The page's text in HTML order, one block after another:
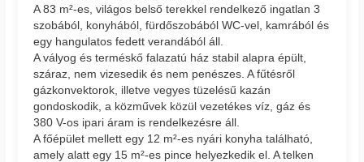
A 83 m²-es, világos belső terekkel rendelkező ingatlan 3
szobából, konyhából, fürdőszobából WC-vel, kamrából és
egy hangulatos fedett verandából áll.
A vályog és terméskő falazatú ház stabil alapra épült,
száraz, nem vizesedik és nem penészes. A fűtésről
gázkonvektorok, illetve vegyes tüzelésű kazán
gondoskodik, a közművek közül vezetékes víz, gáz és
380 V-os ipari áram is rendelkezésre áll.
A főépület mellett egy 12 m²-es nyári konyha található,
amely alatt egy 15 m²-es pince helyezkedik el. A telken